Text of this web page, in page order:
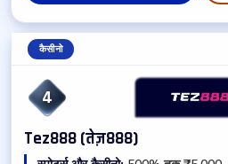
कैसीनो
4
Tez888 (तेज़888)